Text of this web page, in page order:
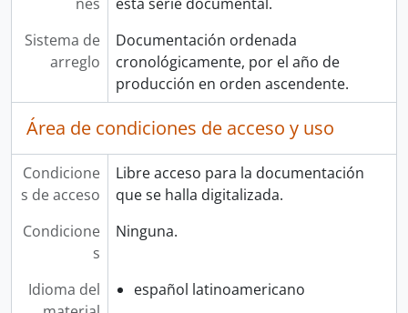
Sistema de
arreglo
Documentación ordenada
cronológicamente, por el año de
producción en orden ascendente.
Área de condiciones de acceso y uso
Condicione
s de acceso
Libre acceso para la documentación
que se halla digitalizada.
Condicione
s
Ninguna.
Idioma del
español latinoamericano